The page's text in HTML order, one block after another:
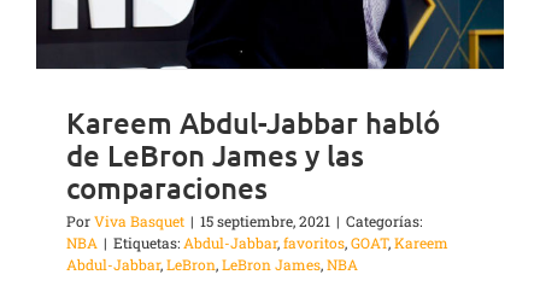
Kareem Abdul-Jabbar habló
de LeBron James y las
comparaciones
PorViva Basquet | 15 septiembre, 2021 | Categorías:
NBA | Etiquetas: Abdul-Jabbar,favoritos,GOAT,Kareem
Abdul-Jabbar,LeBron,LeBron James,NBA